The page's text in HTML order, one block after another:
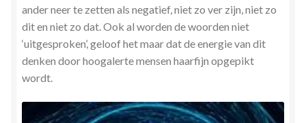
ander neer te zetten als negatief, niet zo ver zijn, niet zo
dit en niet zo dat. Ook al worden de woorden niet
‘uitgesproken’, geloof het maar dat de energie van dit
denken door hoogalerte mensen haarfijn opgepikt
wordt.